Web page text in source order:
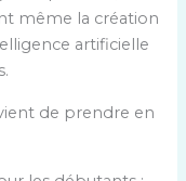
même la création
artificielle
de prendre en